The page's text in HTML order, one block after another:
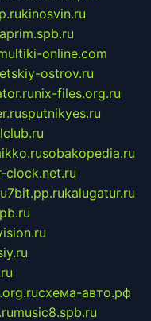
kinosvin.ru
online.com
ostrov.ru
nix-files.org.ru
sputnikyes.ru
sobakopedia.ru
clock.net.ru
7bit.pp.rukalugatur.ru
схема-авто.рф
music8.spb.ru